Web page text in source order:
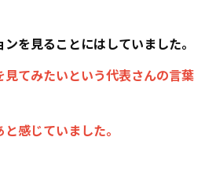
を見ることにはしていました。
見てみたいという代表さんの言葉
感じていました。